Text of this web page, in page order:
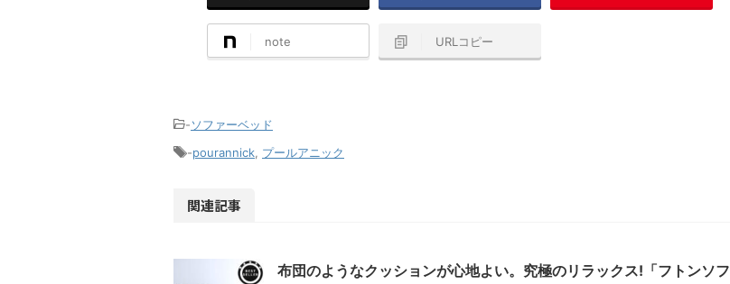
note URLコピー
-ソファーベッド
-pourannick プールアニック
関連記事
布団のようなクッションが心地よい。究極のリラックス!「フトンソフ